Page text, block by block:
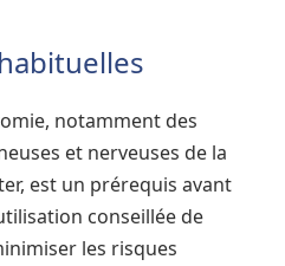
notamment des
et nerveuses de la
est un pré­requis avant
conseillée de
les risques